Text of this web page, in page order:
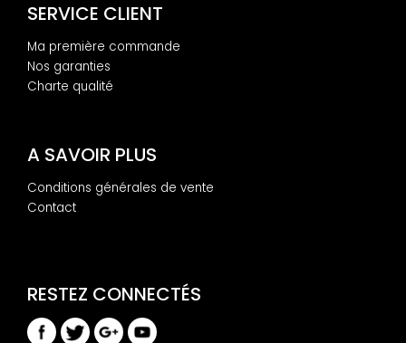
SERVICE CLIENT
Ma première commande
Nos garanties
Charte qualité
A SAVOIR PLUS
Conditions générales de vente
Contact